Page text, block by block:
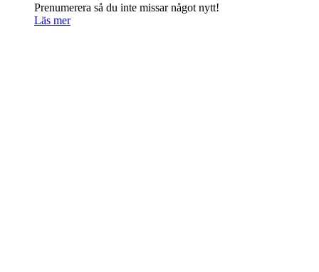
Prenumerera så du inte missar något nytt!
Läs mer